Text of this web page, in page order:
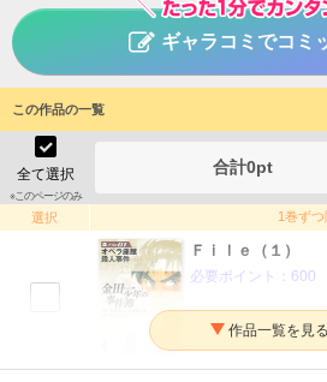
殺……。一は、この惨劇の真相にたどりつくことが
金田一少年の事件簿
作者 天樹征丸／さとうふみや／金
ジャンル
掲載誌 週刊少年マガジン
出版社
ギャラコミでコミ
この作品の一覧
全て選択
※このページのみ
合計0pt
選択 1巻ずつ
Ｆｉｌｅ（１）
必要ポイント： 600